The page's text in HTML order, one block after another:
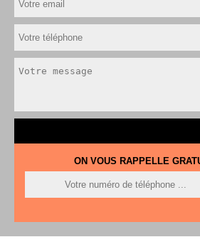
ON VOUS RAPPELLE